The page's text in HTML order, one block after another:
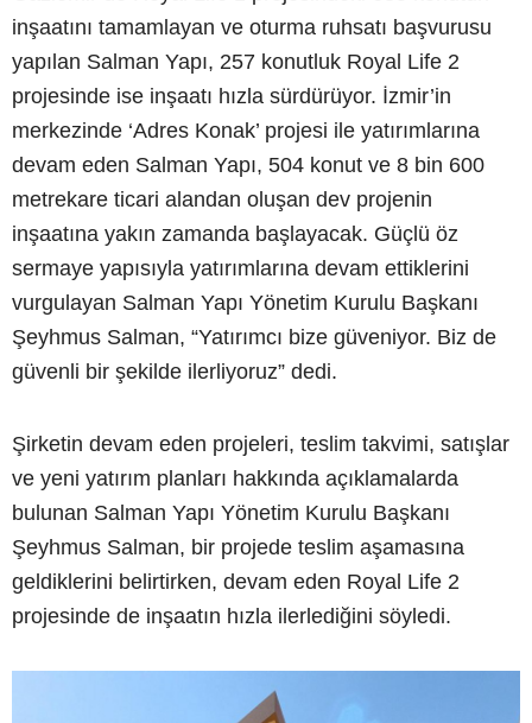
inşaatını tamamlayan ve oturma ruhsatı başvurusu
yapılan Salman Yapı, 257 konutluk Royal Life 2
projesinde ise inşaatı hızla sürdürüyor. İzmir’in
merkezinde ‘Adres Konak’ projesi ile yatırımlarına
devam eden Salman Yapı, 504 konut ve 8 bin 600
metrekare ticari alandan oluşan dev projenin
inşaatına yakın zamanda başlayacak. Güçlü öz
sermaye yapısıyla yatırımlarına devam ettiklerini
vurgulayan Salman Yapı Yönetim Kurulu Başkanı
Şeyhmus Salman, “Yatırımcı bize güveniyor. Biz de
güvenli bir şekilde ilerliyoruz” dedi.
Şirketin devam eden projeleri, teslim takvimi, satışlar
ve yeni yatırım planları hakkında açıklamalarda
bulunan Salman Yapı Yönetim Kurulu Başkanı
Şeyhmus Salman, bir projede teslim aşamasına
geldiklerini belirtirken, devam eden Royal Life 2
projesinde de inşaatın hızla ilerlediğini söyledi.